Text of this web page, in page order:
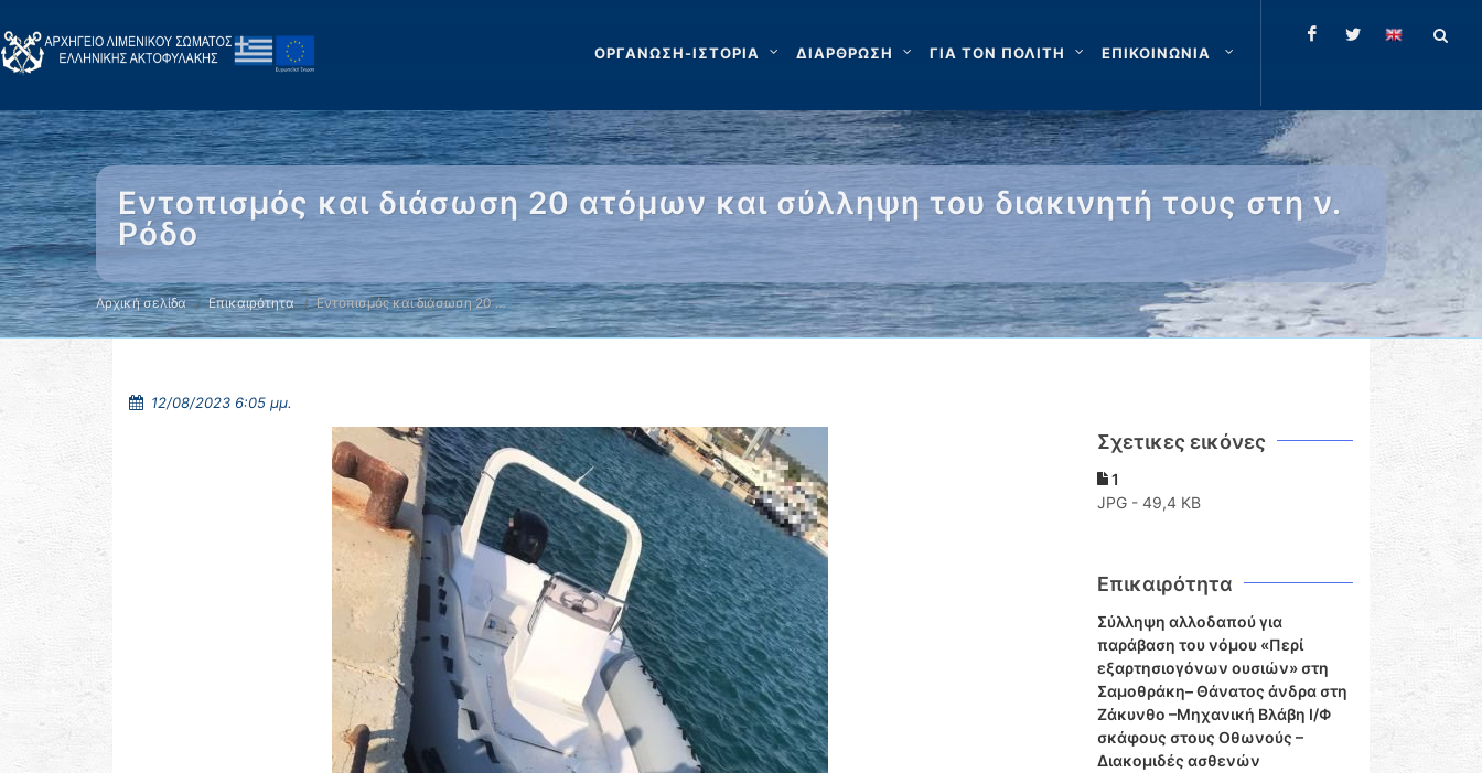
ΟΡΓΑΝΩΣΗ-ΙΣΤΟΡΙΑ ΔΙΑΡΘΡΩΣΗ ΓΙΑ ΤΟΝ ΠΟΛΙΤΗ ΕΠΙΚΟΙΝΩΝΙΑ
Εντοπισμός και διάσωση 20 ατόμων και σύλληψη του διακινητή τους στη ν.
Ρόδο
Αρχική σελίδα Επικαιρότητα Εντοπισμός και διάσωση 20 …
12/08/2023 6:05 μμ.
Σχετικες εικόνες
1
JPG - 49,4 KB
Επικαιρότητα
Σύλληψη αλλοδαπού για
παράβαση του νόμου «Περί
εξαρτησιογόνων ουσιών» στη
Σαμοθράκη– Θάνατος άνδρα στη
Ζάκυνθο –Μηχανική Βλάβη Ι/Φ
σκάφους στους Οθωνούς –
Διακομιδές ασθενών